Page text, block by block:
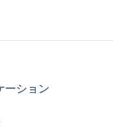
ーション